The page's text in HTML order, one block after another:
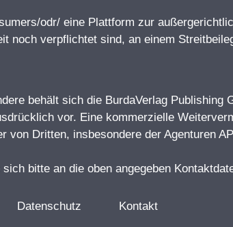
odr/ eine Plattform zur
noch verpflichtet sind, an einem
behält sich die BurdaVerlag Publishing
vor. Eine kommerzielle
von Dritten, insbesondere der Agenturen
bitte an die oben angegeben
Datenschutz Kontakt